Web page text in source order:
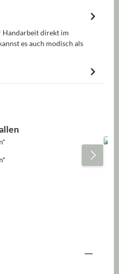
Handarbeit direkt im
es auch modisch als